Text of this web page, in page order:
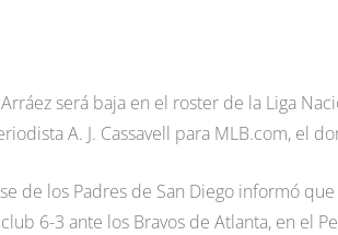
Arráez será baja en el roster de la Liga
A. J. Cassavell para MLB.com, el
de los Padres de San Diego informó
6-3 ante los Bravos de Atlanta, en el